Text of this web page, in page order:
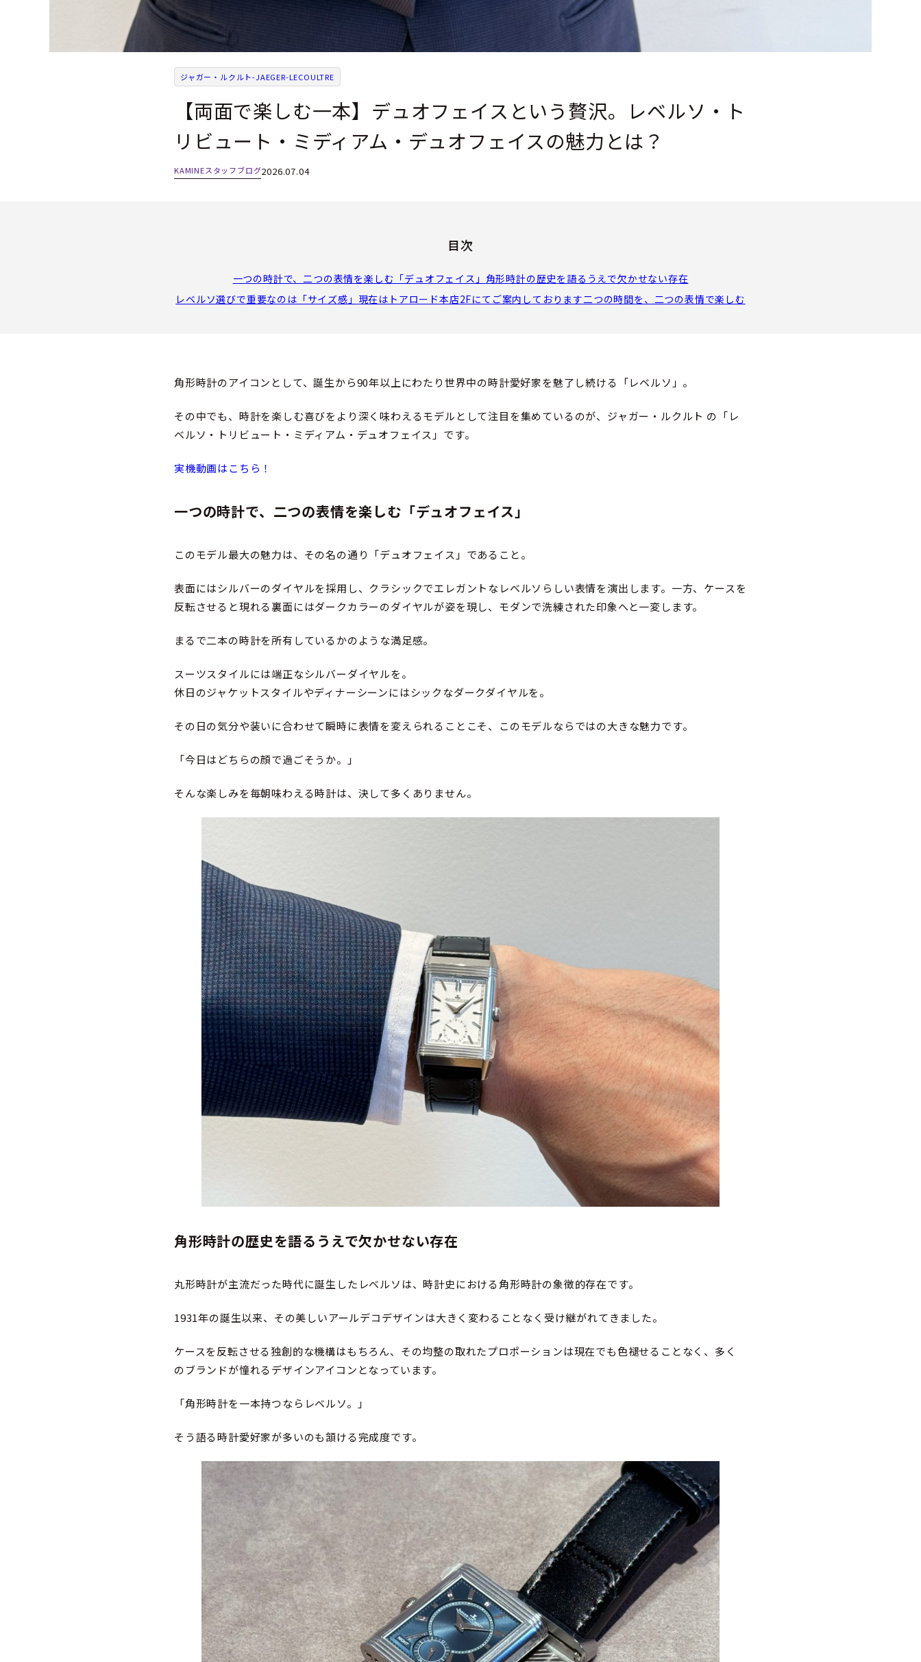
ジャガー・ルクルト-JAEGER-LECOULTRE
【両面で楽しむ一本】デュオフェイスという贅沢。レベルソ・ト
リビュート・ミディアム・デュオフェイスの魅力とは？
KAMINEスタッフブログ2026.07.04
目次
一つの時計で、二つの表情を楽しむ「デュオフェイス」 角形時計の歴史を語るうえで欠かせない存在
レベルソ選びで重要なのは「サイズ感」 現在はトアロード本店2Fにてご案内しております二つの時間を、二つの表情で楽しむ
角形時計のアイコンとして、誕生から90年以上にわたり世界中の時計愛好家を魅了し続ける「レベルソ」。
その中でも、時計を楽しむ喜びをより深く味わえるモデルとして注目を集めているのが、ジャガー・ルクルト の「レ
ベルソ・トリビュート・ミディアム・デュオフェイス」です。
実機動画はこちら！
一つの時計で、二つの表情を楽しむ「デュオフェイス」
このモデル最大の魅力は、その名の通り「デュオフェイス」であること。
表面にはシルバーのダイヤルを採用し、クラシックでエレガントなレベルソらしい表情を演出します。一方、ケースを
反転させると現れる裏面にはダークカラーのダイヤルが姿を現し、モダンで洗練された印象へと一変します。
まるで二本の時計を所有しているかのような満足感。
スーツスタイルには端正なシルバーダイヤルを。
休日のジャケットスタイルやディナーシーンにはシックなダークダイヤルを。
その日の気分や装いに合わせて瞬時に表情を変えられることこそ、このモデルならではの大きな魅力です。
「今日はどちらの顔で過ごそうか。」
そんな楽しみを毎朝味わえる時計は、決して多くありません。
角形時計の歴史を語るうえで欠かせない存在
丸形時計が主流だった時代に誕生したレベルソは、時計史における角形時計の象徴的存在です。
1931年の誕生以来、その美しいアールデコデザインは大きく変わることなく受け継がれてきました。
ケースを反転させる独創的な機構はもちろん、その均整の取れたプロポーションは現在でも色褪せることなく、多く
のブランドが憧れるデザインアイコンとなっています。
「角形時計を一本持つならレベルソ。」
そう語る時計愛好家が多いのも頷ける完成度です。